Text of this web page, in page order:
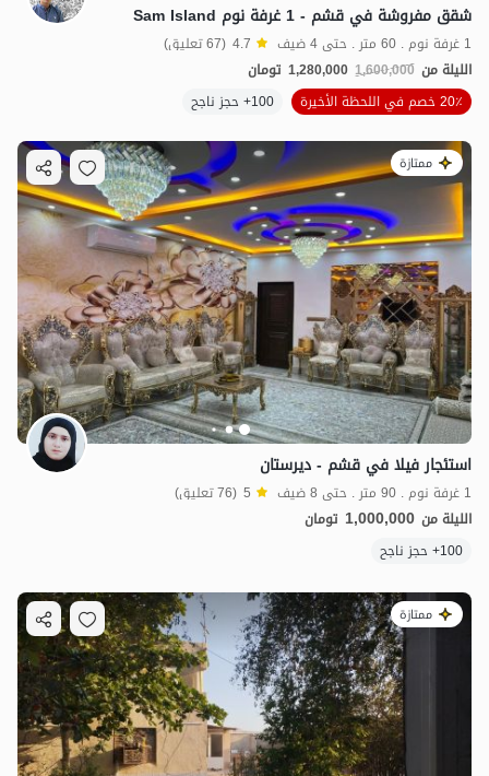
2مليون ت 4.8
شقق مفروشة في قشم - 1 غرفة نوم Sam Island
1 غرفة نوم . 60 متر . حتى 4 ضيف 4.7 (67 تعليق)
الليلة من 1,600,000
1,280,000 تومان
20٪ خصم في اللحظة الأخيرة
100+ حجز ناجح
ممتازة
استئجار فيلا في قشم - ديرستان
1 غرفة نوم . 90 متر . حتى 8 ضيف 5 (76 تعليق)
الليلة من 1,000,000 تومان
100+ حجز ناجح
ممتازة